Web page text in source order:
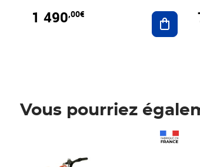
1 490,00€ Ajouter
Vous pourriez